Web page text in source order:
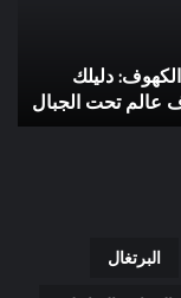
دليلك
عالم تحت الجبال
البرتغال